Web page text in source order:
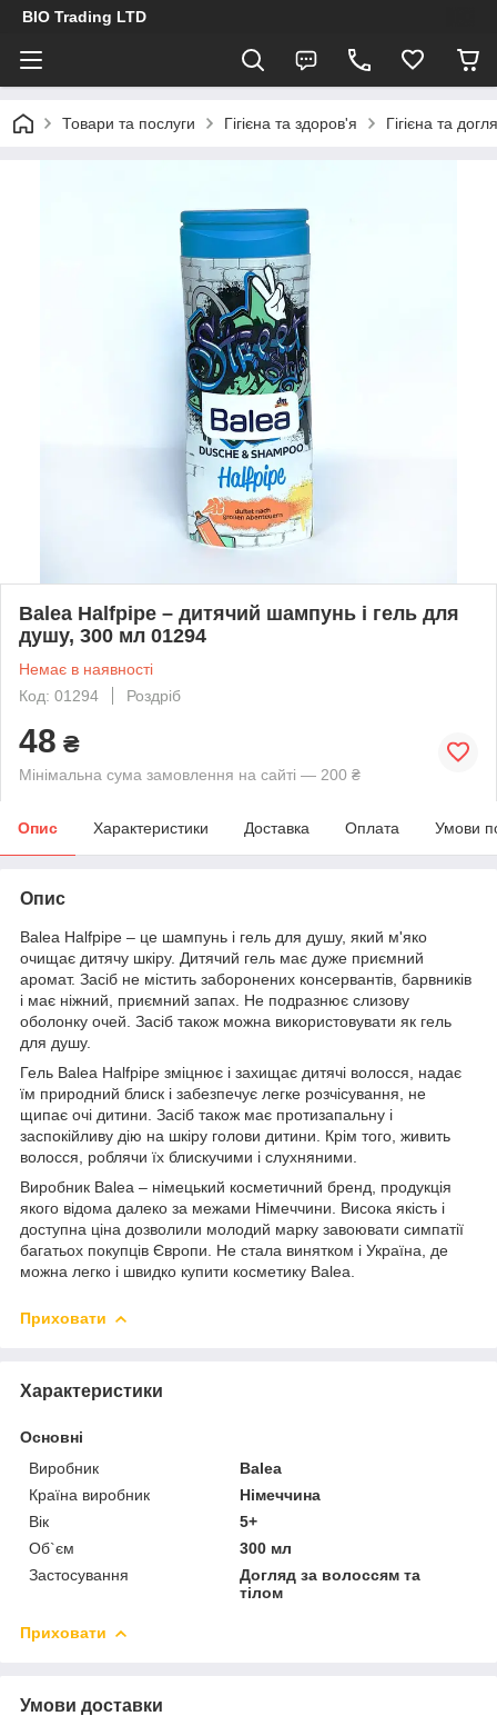
BIO Trading LTD
Товари та послуги Гігієна та здоров'я Гігієна та
Balea Halfpipe – дитячий шампунь і гель для
душу, 300 мл 01294
Немає в наявності
Код: 01294
Роздріб
48 ₴
Мінімальна сума замовлення на сайті — 200 ₴
Опис Характеристики Доставка Оплата Умови
Опис
Balea Halfpipe – це шампунь і гель для душу, який м'яко
очищає дитячу шкіру. Дитячий гель має дуже приємний
аромат. Засіб не містить заборонених консервантів, барвників
і має ніжний, приємний запах. Не подразнює слизову
оболонку очей. Засіб також можна використовувати як гель
для душу.
Гель Balea Halfpipe зміцнює і захищає дитячі волосся, надає
їм природний блиск і забезпечує легке розчісування, не
щипає очі дитини. Засіб також має протизапальну і
заспокійливу дію на шкіру голови дитини. Крім того, живить
волосся, роблячи їх блискучими і слухняними.
Виробник Balea – німецький косметичний бренд, продукція
якого відома далеко за межами Німеччини. Висока якість і
доступна ціна дозволили молодий марку завоювати симпатії
багатьох покупців Європи. Не стала винятком і Україна, де
можна легко і швидко купити косметику Balea.
Приховати
Характеристики
Основні
Виробник
Balea
Країна виробник
Німеччина
Вік
5+
Об`єм
300 мл
Застосування
Догляд за волоссям та
тілом
Приховати
Умови доставки